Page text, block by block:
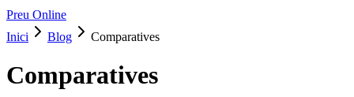
Preu Online
Inici
Blog Comparatives
Comparatives